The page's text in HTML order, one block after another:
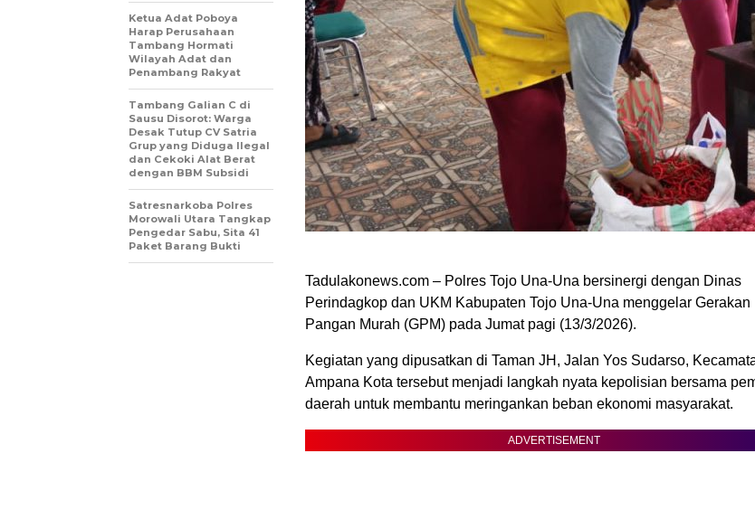
Tadulakonews.com – Polres Tojo Una-Una bersinergi dengan Dinas
Perindagkop dan UKM Kabupaten Tojo Una-Una menggelar Gerakan
Pangan Murah (GPM) pada Jumat pagi (13/3/2026).
Kegiatan yang dipusatkan di Taman JH, Jalan Yos Sudarso,
Ampana Kota tersebut menjadi langkah nyata kepolisian bersama
daerah untuk membantu meringankan beban ekonomi masyarakat.
ADVERTISEMENT
Ketua Adat Poboya
Harap Perusahaan
Tambang Hormati
Wilayah Adat dan
Penambang Rakyat
Tambang Galian C di
Sausu Disorot: Warga
Desak Tutup CV Satria
Grup yang Diduga Ilegal
dan Cekoki Alat Berat
dengan BBM Subsidi
Satresnarkoba Polres
Morowali Utara Tangkap
Pengedar Sabu, Sita 41
Paket Barang Bukti